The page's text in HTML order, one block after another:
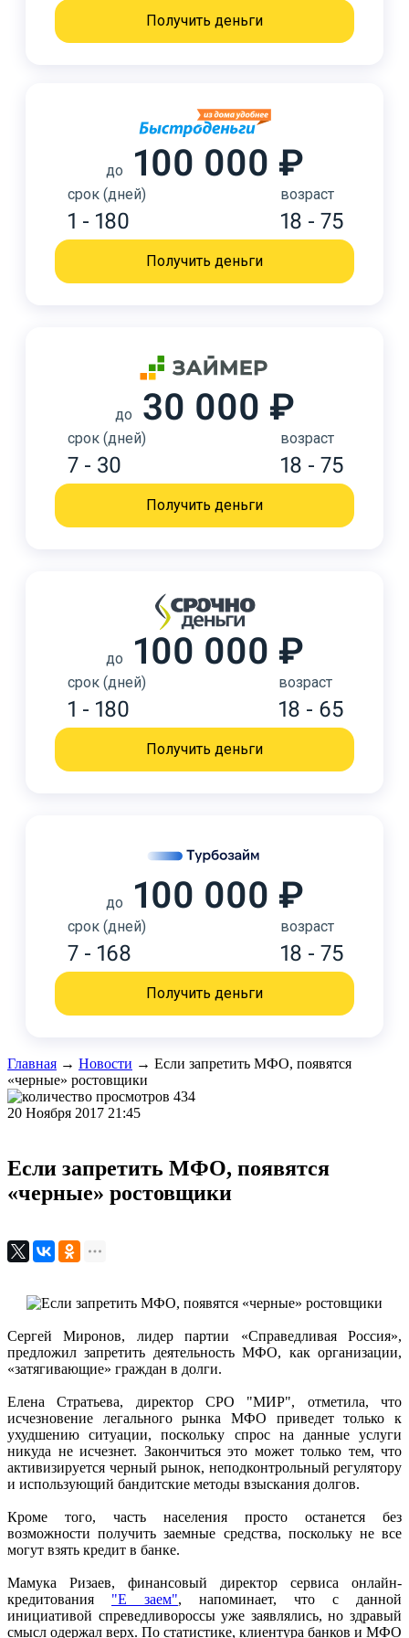
Получить деньги
до 100 000 ₽
срок (дней)
1 - 180
возраст
18 - 75
Получить деньги
до 30 000 ₽
срок (дней)
7 - 30
возраст
18 - 75
Получить деньги
до 100 000 ₽
срок (дней)
1 - 180
возраст
18 - 65
Получить деньги
до 100 000 ₽
срок (дней)
7 - 168
возраст
18 - 75
Получить деньги
Главная → Новости → Если запретить МФО, появятся
«черные» ростовщики
434
20 Ноября 2017 21:45
Если запретить МФО, появятся
«черные» ростовщики
Сергей Миронов, лидер партии «Справедливая Россия»,
предложил запретить деятельность МФО, как организации,
«затягивающие» граждан в долги.
Елена Стратьева, директор СРО "МИР", отметила, что
исчезновение легального рынка МФО приведет только к
ухудшению ситуации, поскольку спрос на данные услуги
никуда не исчезнет. Закончиться это может только тем, что
активизируется черный рынок, неподконтрольный регулятору
и использующий бандитские методы взыскания долгов.
Кроме того, часть населения просто останется без
возможности получить заемные средства, поскольку не все
могут взять кредит в банке.
Мамука Ризаев, финансовый директор сервиса онлайн-
кредитования "Е заем", напоминает, что с данной
инициативой спреведливороссы уже заявлялись, но здравый
смысл одержал верх. По статистике, клиентура банков и МФО